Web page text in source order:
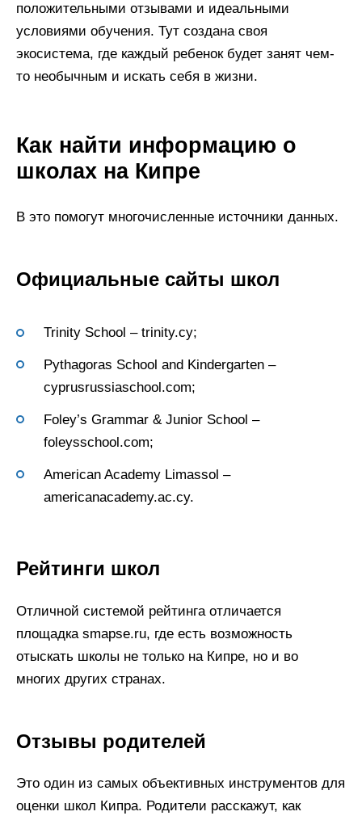
положительными отзывами и идеальными
условиями обучения. Тут создана своя
экосистема, где каждый ребенок будет занят чем-
то необычным и искать себя в жизни.
Как найти информацию о
школах на Кипре
В это помогут многочисленные источники данных.
Официальные сайты школ
Trinity School – trinity.cy;
Pythagoras School and Kindergarten –
cyprusrussiaschool.com;
Foley’s Grammar & Junior School –
foleysschool.com;
American Academy Limassol –
americanacademy.ac.cy.
Рейтинги школ
Отличной системой рейтинга отличается
площадка smapse.ru, где есть возможность
отыскать школы не только на Кипре, но и во
многих других странах.
Отзывы родителей
Это один из самых объективных инструментов для
оценки школ Кипра. Родители расскажут, как